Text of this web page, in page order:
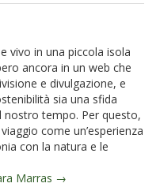
vivo in una piccola isola
ancora in un web che
e divulgazione, e
sia una sfida
nostro tempo. Per questo,
come un’esperienza
con la natura e le
Marras →